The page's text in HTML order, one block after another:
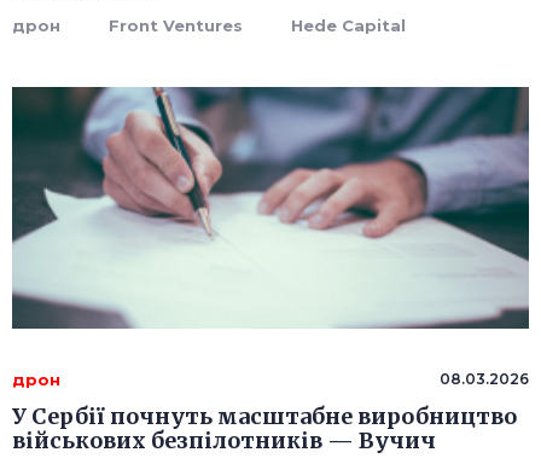
дрон Front Ventures Hede Capital
дрон 08.03.2026
У Сербії почнуть масштабне виробництво
військових безпілотників — Вучич